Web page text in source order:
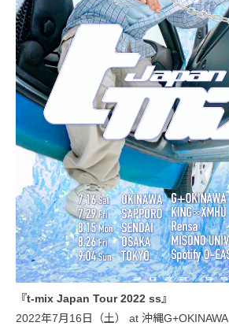
『t-mix Japan Tour 2022 ss』
2022年7月16日（土） at 沖縄G+OKINAWA